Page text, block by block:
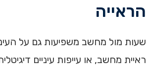
הראייה
שעות מול מחשב משפיעות גם על
ראיית מחשב, או עייפות עיניים